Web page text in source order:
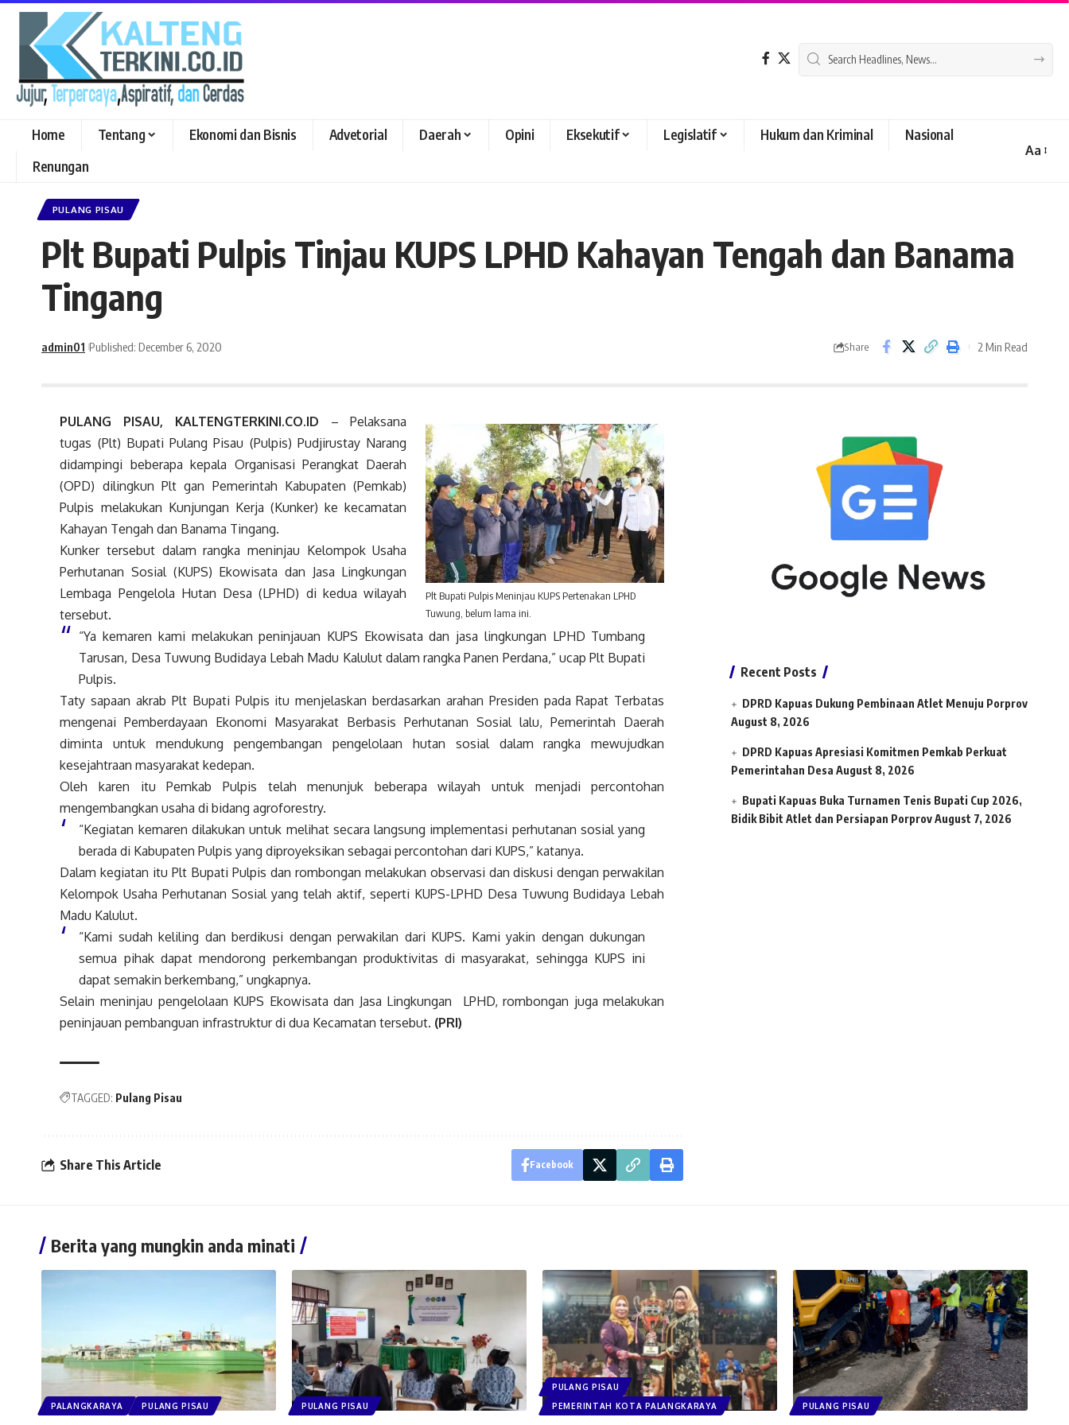
Home Tentang Ekonomi dan Bisnis Advetorial Daerah Opini Eksekutif Legislatif Hukum dan Kriminal
Nasional
Renungan
Font
Aa
PULANG PISAU
Plt Bupati Pulpis Tinjau KUPS LPHD Kahayan Tengah dan Banama
Tingang
admin01 Published: December 6, 2020 Share 2 Min Read
Plt Bupati Pulpis Meninjau KUPS Pertenakan LPHD
Tuwung, belum lama ini.
PULANG PISAU, KALTENGTERKINI.CO.ID – Pelaksana
tugas (Plt) Bupati Pulang Pisau (Pulpis) Pudjirustay Narang
didampingi beberapa kepala Organisasi Perangkat Daerah
(OPD) dilingkun Plt gan Pemerintah Kabupaten (Pemkab)
Pulpis melakukan Kunjungan Kerja (Kunker) ke kecamatan
Kahayan Tengah dan Banama Tingang.
Kunker tersebut dalam rangka meninjau Kelompok Usaha
Perhutanan Sosial (KUPS) Ekowisata dan Jasa Lingkungan
Lembaga Pengelola Hutan Desa (LPHD) di kedua wilayah
tersebut.
“Ya kemaren kami melakukan peninjauan KUPS Ekowisata dan jasa lingkungan LPHD Tumbang
Tarusan, Desa Tuwung Budidaya Lebah Madu Kalulut dalam rangka Panen Perdana,” ucap Plt Bupati
Pulpis.
Taty sapaan akrab Plt Bupati Pulpis itu menjelaskan berdasarkan arahan Presiden pada Rapat Terbatas
mengenai Pemberdayaan Ekonomi Masyarakat Berbasis Perhutanan Sosial lalu, Pemerintah Daerah
diminta untuk mendukung pengembangan pengelolaan hutan sosial dalam rangka mewujudkan
kesejahtraan masyarakat kedepan.
Oleh karen itu Pemkab Pulpis telah menunjuk beberapa wilayah untuk menjadi percontohan
mengembangkan usaha di bidang agroforestry.
“Kegiatan kemaren dilakukan untuk melihat secara langsung implementasi perhutanan sosial yang
berada di Kabupaten Pulpis yang diproyeksikan sebagai percontohan dari KUPS,” katanya.
Dalam kegiatan itu Plt Bupati Pulpis dan rombongan melakukan observasi dan diskusi dengan perwakilan
Kelompok Usaha Perhutanan Sosial yang telah aktif, seperti KUPS-LPHD Desa Tuwung Budidaya Lebah
Madu Kalulut.
“Kami sudah keliling dan berdikusi dengan perwakilan dari KUPS. Kami yakin dengan dukungan
semua pihak dapat mendorong perkembangan produktivitas di masyarakat, sehingga KUPS ini
dapat semakin berkembang,” ungkapnya.
Selain meninjau pengelolaan KUPS Ekowisata dan Jasa Lingkungan LPHD, rombongan juga melakukan
peninjauan pembanguan infrastruktur di dua Kecamatan tersebut. (PRI)
TAGGED: Pulang Pisau
Share This Article Facebook
Recent Posts
DPRD Kapuas Dukung Pembinaan Atlet Menuju Porprov
August 8, 2026
DPRD Kapuas Apresiasi Komitmen Pemkab Perkuat
Pemerintahan Desa August 8, 2026
Bupati Kapuas Buka Turnamen Tenis Bupati Cup 2026,
Bidik Bibit Atlet dan Persiapan PorprovAugust 7, 2026
Berita yang mungkin anda minati
PALANGKARAYA PULANG PISAU PULANG PISAU
PULANG PISAU
PEMERINTAH KOTA PALANGKARAYA
PULANG PISAU